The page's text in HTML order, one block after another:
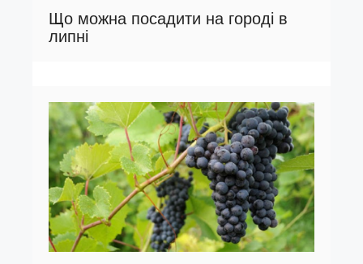
Що можна посадити на городі в
липні